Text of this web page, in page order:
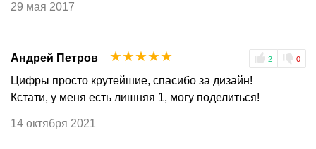
29 мая 2017
Андрей Петров 2 0
☆
☆
☆
☆
☆
Цифры просто крутейшие, спасибо за дизайн!
Кстати, у меня есть лишняя 1, могу поделиться!
14 октября 2021